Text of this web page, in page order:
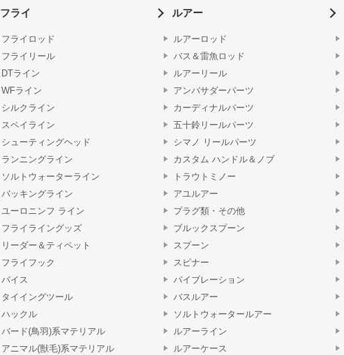
フライ
フライロッド
フライリール
DTライン
WFライン
シルクライン
スペイライン
シューティングヘッド
ランニングライン
ソルトウォーターライン
バッキングライン
ユーロニンフ ライン
フライライングッズ
リーダー＆ティペット
フライフック
バイス
タイイングツール
ハックル
バード(鳥羽)系マテリアル
アニマル(獣毛)系マテリアル
ルアー
ルアーロッド
バス＆雷魚ロッド
ルアーリール
アンバサダーパーツ
カーディナルパーツ
五十鈴リールパーツ
シマノ リールパーツ
カスタム ハンドル＆ノブ
トラウトミノー
アユルアー
プラグ類・その他
ブルックスプーン
スプーン
スピナー
バイブレーション
バスルアー
ソルトウォータールアー
ルアーライン
ルアーケース